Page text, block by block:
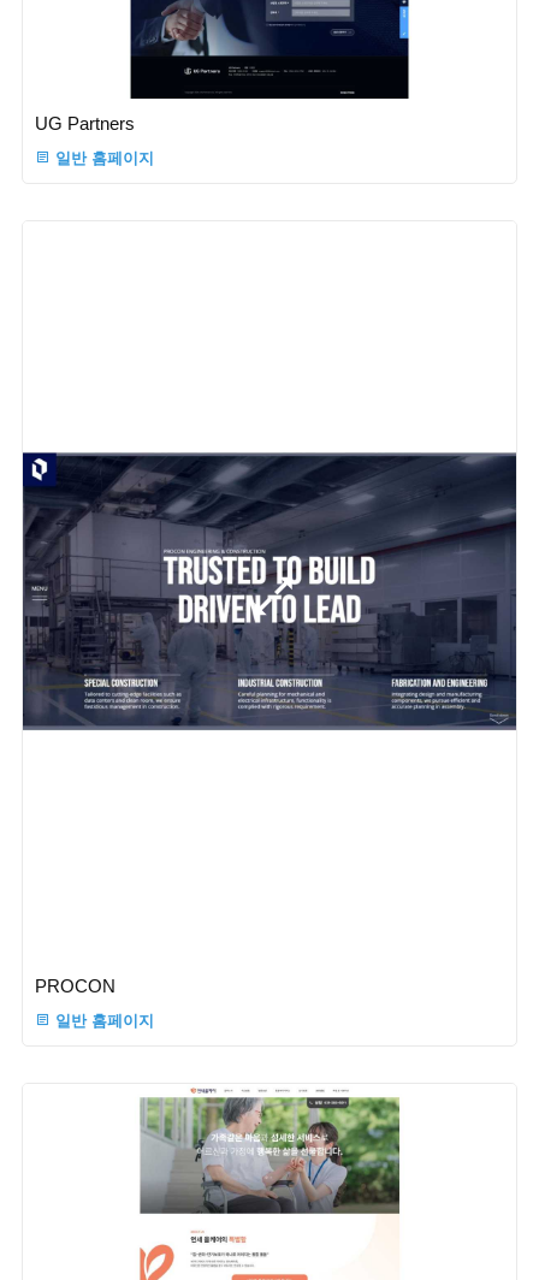
UG Partners
일반 홈페이지
PROCON
일반 홈페이지